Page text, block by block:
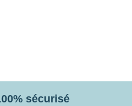
sécurisé